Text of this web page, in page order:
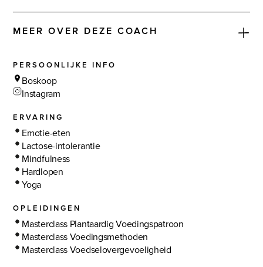
MEER OVER DEZE COACH
PERSOONLIJKE INFO
Boskoop
Instagram
ERVARING
Emotie-eten
Lactose-intolerantie
Mindfulness
Hardlopen
Yoga
OPLEIDINGEN
Masterclass Plantaardig Voedingspatroon
Masterclass Voedingsmethoden
Masterclass Voedselovergevoeligheid